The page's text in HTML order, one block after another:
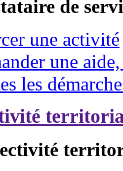
de
une activité
une
les